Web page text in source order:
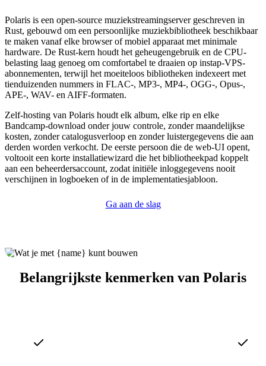
Polaris is een open-source muziekstreamingserver geschreven in
Rust, gebouwd om een persoonlijke muziekbibliotheek beschikbaar
te maken vanaf elke browser of mobiel apparaat met minimale
hardware. De Rust-kern houdt het geheugengebruik en de CPU-
belasting laag genoeg om comfortabel te draaien op instap-VPS-
abonnementen, terwijl het moeiteloos bibliotheken indexeert met
tienduizenden nummers in FLAC-, MP3-, MP4-, OGG-, Opus-,
APE-, WAV- en AIFF-formaten.
Zelf-hosting van Polaris houdt elk album, elke rip en elke
Bandcamp-download onder jouw controle, zonder maandelijkse
kosten, zonder catalogusverloop en zonder luistergegevens die aan
derden worden verkocht. De eerste persoon die de web-UI opent,
voltooit een korte installatiewizard die het bibliotheekpad koppelt
aan een beheerdersaccount, zodat initiële inloggegevens nooit
verschijnen in logboeken of in de implementatiesjabloon.
Ga aan de slag
Belangrijkste kenmerken van Polaris